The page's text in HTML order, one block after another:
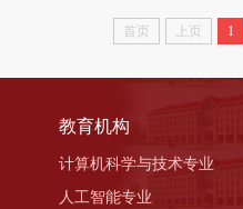
首页 上页 1
教育机构
计算机科学与技术专业
人工智能专业